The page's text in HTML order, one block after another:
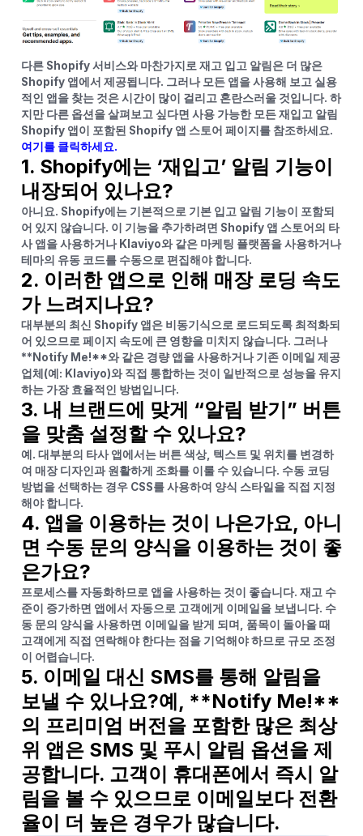
다른 Shopify 서비스와 마찬가지로 재고 입고 알림은 더 많은
Shopify 앱에서 제공됩니다. 그러나 모든 앱을 사용해 보고 실용
적인 앱을 찾는 것은 시간이 많이 걸리고 혼란스러울 것입니다. 하
지만 다른 옵션을 살펴보고 싶다면 사용 가능한 모든 재입고 알림
Shopify 앱이 포함된 Shopify 앱 스토어 페이지를 참조하세요.
여기를 클릭하세요.
1. Shopify에는 ‘재입고’ 알림 기능이
내장되어 있나요?
아니요. Shopify에는 기본적으로 기본 입고 알림 기능이 포함되
어 있지 않습니다. 이 기능을 추가하려면 Shopify 앱 스토어의 타
사 앱을 사용하거나 Klaviyo와 같은 마케팅 플랫폼을 사용하거나
테마의 유동 코드를 수동으로 편집해야 합니다.
2. 이러한 앱으로 인해 매장 로딩 속도
가 느려지나요?
대부분의 최신 Shopify 앱은 비동기식으로 로드되도록 최적화되
어 있으므로 페이지 속도에 큰 영향을 미치지 않습니다. 그러나
**Notify Me!**와 같은 경량 앱을 사용하거나 기존 이메일 제공
업체(예: Klaviyo)와 직접 통합하는 것이 일반적으로 성능을 유지
하는 가장 효율적인 방법입니다.
3. 내 브랜드에 맞게 “알림 받기” 버튼
을 맞춤 설정할 수 있나요?
예. 대부분의 타사 앱에서는 버튼 색상, 텍스트 및 위치를 변경하
여 매장 디자인과 원활하게 조화를 이룰 수 있습니다. 수동 코딩
방법을 선택하는 경우 CSS를 사용하여 양식 스타일을 직접 지정
해야 합니다.
4. 앱을 이용하는 것이 나은가요, 아니
면 수동 문의 양식을 이용하는 것이 좋
은가요?
프로세스를 자동화하므로 앱을 사용하는 것이 좋습니다. 재고 수
준이 증가하면 앱에서 자동으로 고객에게 이메일을 보냅니다. 수
동 문의 양식을 사용하면 이메일을 받게 되며, 품목이 돌아올 때
고객에게 직접 연락해야 한다는 점을 기억해야 하므로 규모 조정
이 어렵습니다.
5. 이메일 대신 SMS를 통해 알림을
보낼 수 있나요?예, **Notify Me!**
의 프리미엄 버전을 포함한 많은 최상
위 앱은 SMS 및 푸시 알림 옵션을 제
공합니다. 고객이 휴대폰에서 즉시 알
림을 볼 수 있으므로 이메일보다 전환
율이 더 높은 경우가 많습니다.